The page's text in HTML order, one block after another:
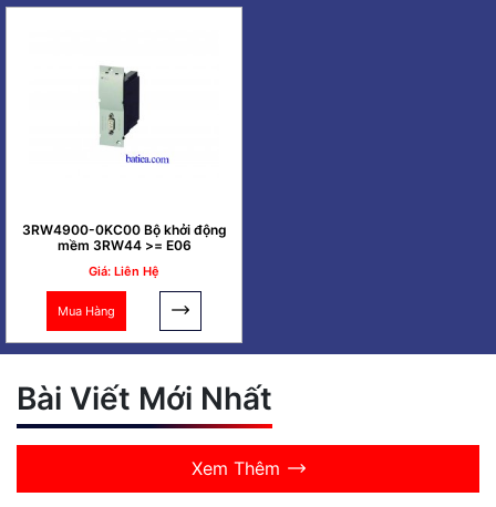
3RW4900-0KC00 Bộ khởi động
mềm 3RW44 >= E06
Giá: Liên Hệ
Mua Hàng
Bài Viết Mới Nhất
Xem Thêm